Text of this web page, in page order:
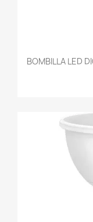
BOMBILLA LED